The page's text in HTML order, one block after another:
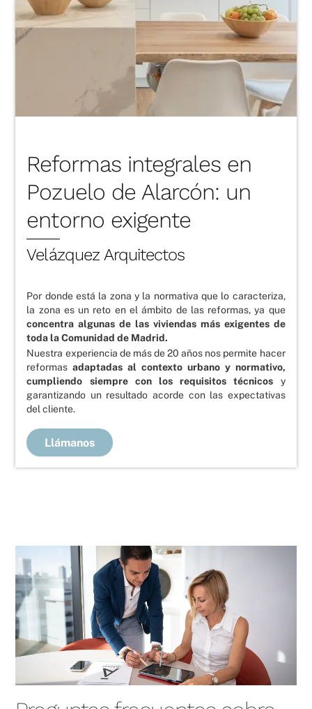
Reformas integrales en
Pozuelo de Alarcón: un
entorno exigente
Velázquez Arquitectos
Por donde está la zona y la normativa que lo caracteriza,
la zona es un reto en el ámbito de las reformas, ya que
concentra algunas de las viviendas más exigentes de
toda la Comunidad de Madrid.
Nuestra experiencia de más de 20 años nos permite hacer
reformas adaptadas al contexto urbano y normativo,
cumpliendo siempre con los requisitos técnicos y
garantizando un resultado acorde con las expectativas
del cliente.
Llámanos